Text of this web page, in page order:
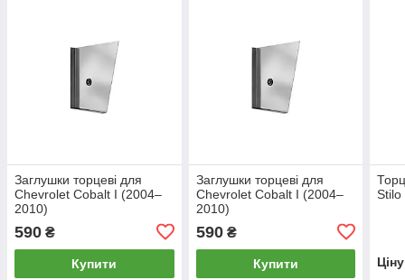
Заглушки торцеві для
Chevrolet Cobalt I (2004–
2010)
590 ₴
Купити
Заглушки торцеві для
Chevrolet Cobalt I (2004–
2010)
590₴
Купити
Stilo